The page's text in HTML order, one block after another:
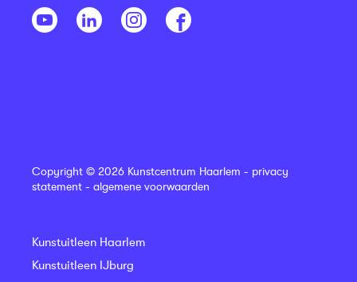
Copyright © 2026 Kunstcentrum Haarlem - privacy
statement - algemene voorwaarden
Kunstuitleen Haarlem
Kunstuitleen IJburg